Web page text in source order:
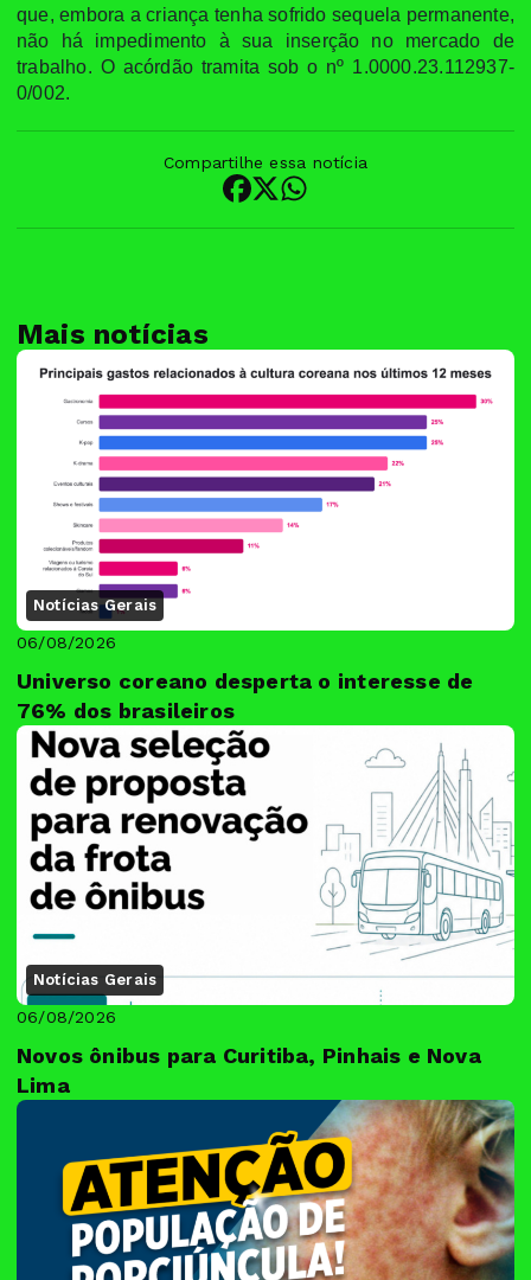
que, embora a criança tenha sofrido sequela permanente,
não há impedimento à sua inserção no mercado de
trabalho. O acórdão tramita sob o nº 1.0000.23.112937-
0/002.
Compartilhe essa notícia
Mais notícias
Notícias Gerais
06/08/2026
Universo coreano desperta o interesse de
76% dos brasileiros
Notícias Gerais
06/08/2026
Novos ônibus para Curitiba, Pinhais e Nova
Lima